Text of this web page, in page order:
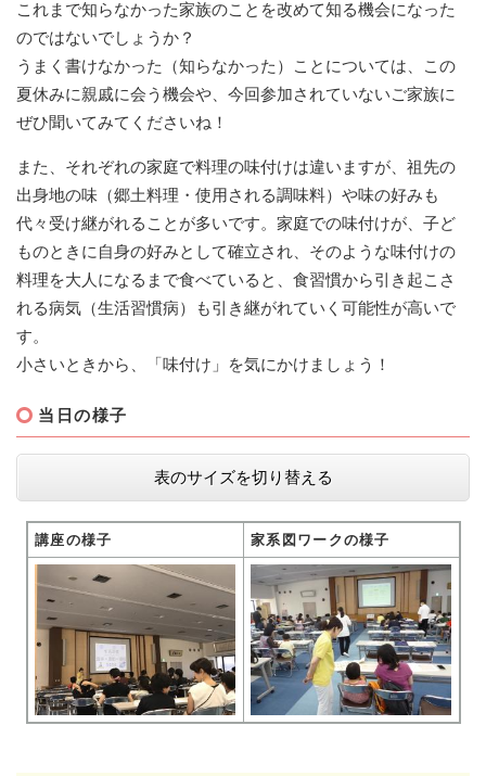
これまで知らなかった家族のことを改めて知る機会になった
のではないでしょうか？
うまく書けなかった（知らなかった）ことについては、この
夏休みに親戚に会う機会や、今回参加されていないご家族に
ぜひ聞いてみてくださいね！
また、それぞれの家庭で料理の味付けは違いますが、祖先の
出身地の味（郷土料理・使用される調味料）や味の好みも
代々受け継がれることが多いです。家庭での味付けが、子ど
ものときに自身の好みとして確立され、そのような味付けの
料理を大人になるまで食べていると、食習慣から引き起こさ
れる病気（生活習慣病）も引き継がれていく可能性が高いで
す。
小さいときから、「味付け」を気にかけましょう！
当日の様子
表のサイズを切り替える
講座の様子 家系図ワークの様子